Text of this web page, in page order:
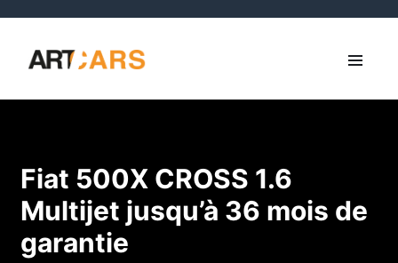
Fiat 500X CROSS 1.6
Multijet jusqu’à 36 mois de
garantie